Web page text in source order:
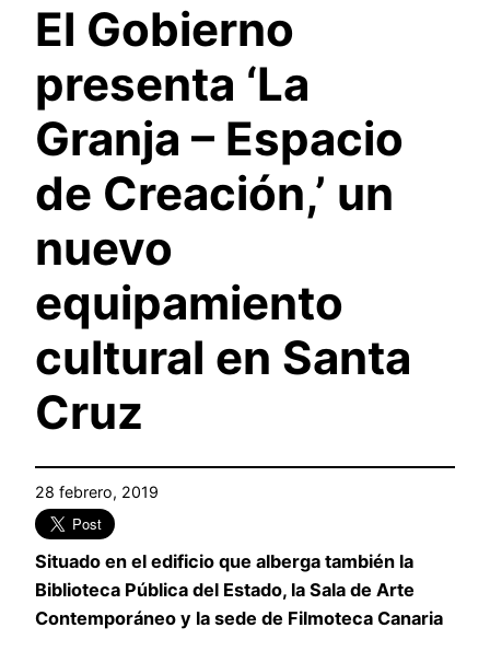
El Gobierno
presenta ‘La
Granja – Espacio
de Creación,’ un
nuevo
equipamiento
cultural en Santa
Cruz
28 febrero, 2019
Situado en el edificio que alberga también la
Biblioteca Pública del Estado, la Sala de Arte
Contemporáneo y la sede de Filmoteca Canaria